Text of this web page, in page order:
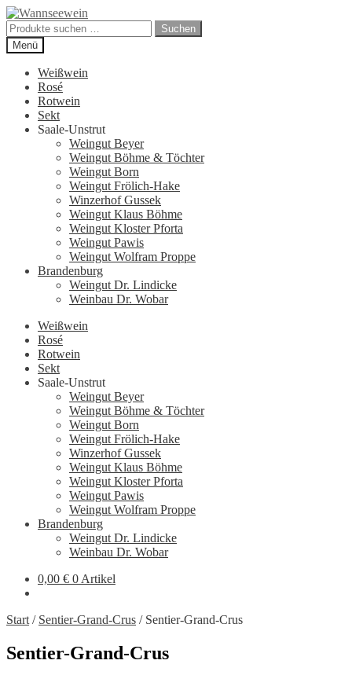
Zur
Navigation
springen
Zum
Inhalt
springen
Suchen
nach:
Suchen
Menü
Weißwein
Rosé
Rotwein
Sekt
Saale-Unstrut
Weingut Beyer
Weingut Böhme & Töchter
Weingut Born
Weingut Frölich-Hake
Winzerhof Gussek
Weingut Klaus Böhme
Weingut Kloster Pforta
Weingut Pawis
Weingut Wolfram Proppe
Brandenburg
Weingut Dr. Lindicke
Weinbau Dr. Wobar
Weißwein
Rosé
Rotwein
Sekt
Saale-Unstrut
Weingut Beyer
Weingut Böhme & Töchter
Weingut Born
Weingut Frölich-Hake
Winzerhof Gussek
Weingut Klaus Böhme
Weingut Kloster Pforta
Weingut Pawis
Weingut Wolfram Proppe
Brandenburg
Weingut Dr. Lindicke
Weinbau Dr. Wobar
0,00 € 0 Artikel
Start / Sentier-Grand-Crus / Sentier-Grand-Crus
Sentier-Grand-Crus